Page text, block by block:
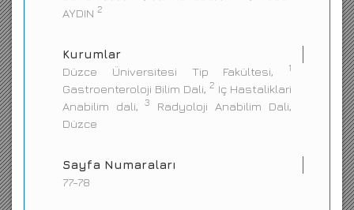
AYDIN 2
Kurumlar
Düzce Üniversitesi Tip Fakültesi,
1
Gastroenteroloji Bilim Dali, 2 Iç Hastaliklari
Anabilim dali, 3
Radyoloji Anabilim Dali,
Düzce
Sayfa Numaraları
77-78